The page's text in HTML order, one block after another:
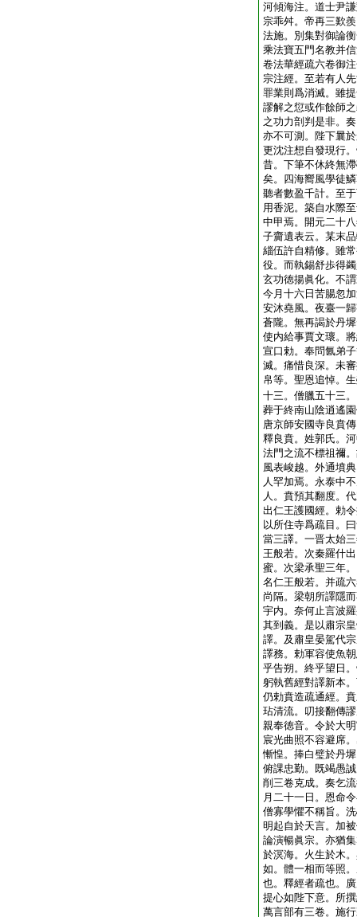
河傾海注。道士尹
宗乖舛。帝再三歎
法施。別集對御論
乘法寶五門名教并
卷法華經疏六卷御
宗注經。至若有人
罪業則爲消滅。雖
謬解之愆或作餘師
之功力剖判是非。
亦不可測。陛下曩
更沈注想自發現行
昔。下筆不休終無
矣。四海嚮風學徒
聽者數盈千計。至
用香泥。築自水際
中甲焉。開元二十
子齎遺表云。某末
緇伍許自精修。雖
役。而執錫舒歩得
玄功徳揚眞化。不
今月十六日苦腸忽
安沐堯風。夜臺一
蒼隴。無再謁於丹
使内給事賈文瓌。
宣口勅。奉問氤弟
滅。痛惜良深。未
帛等。聖恩追悼。
十三。僧臘五十三
葬于終南山陰逍遙
唐京師安國寺良賁傳
釋良賁。姓郭氏。
法門之流不標祖禰
風表峻越。外通墳
人罕加焉。永泰中
人。賁預其翻度。
出仁王護國經。勅
以所住寺爲疏目。
當三譯。一晋太始
王般若。次秦羅什
蜜。次梁承聖三年
名仁王般若。并疏
尚隔。梁朝所譯隱
宇内。奈何止言波
其到義。是以肅宗
譯。及肅皇晏駕代
譯務。勅軍容使魚
乎告朔。終乎望日
躬執舊經對譯新本
仍勅賁造疏通經。
玷清流。叨接翻傳
親奉徳音。令於大
宸光曲照不容避席
慚惶。捧白璧於丹
俯課忠勤。既竭愚
削三卷克成。奏乞
月二十一日。恩命
僧寡學懼不稱旨。
明起自於天言。加
論演暢眞宗。亦猶
於溟海。火生於木
如。體一相而等照
也。釋經者疏也。
提心如陛下意。所
萬言部有三卷。施